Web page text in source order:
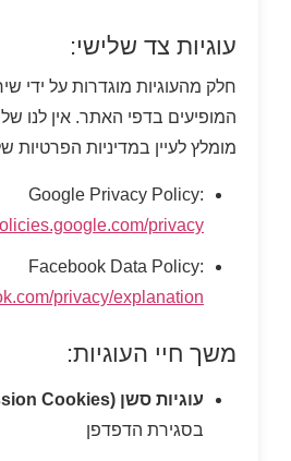
עוגיות צד שלישי:
חלק מהעוגיות מוגדרות על ידי
המופיעים בדפי האתר. אין לנו
מומלץ לעיין במדיניות הפרטיות
Google Privacy Policy:
privacy
Facebook Data Policy:
privacy/explanation
משך חיי העוגיות:
עוגיות סשן (Session Cookies)
בסגירת הדפדפן